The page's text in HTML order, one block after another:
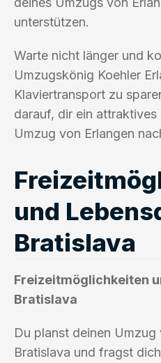
unterstützen.
Warte nicht länger und
Umzugskönig Koehler
Klaviertransport zu
darauf, dir ein
Umzug von Erlangen
und
Bratislava
Freizeitmöglichkeiten
Bratislava
Du planst deinen Umzug
Bratislava und fragst